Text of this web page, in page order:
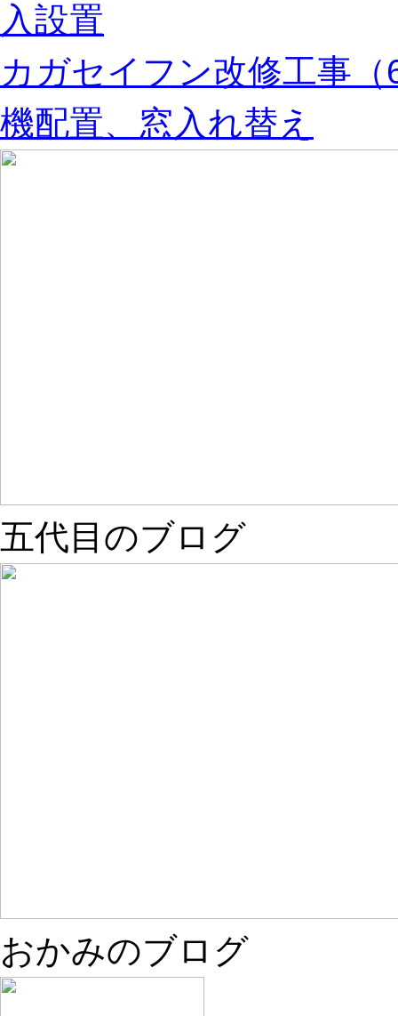
入設置
カガセイフン改修工事
機配置、窓入れ替え
五代目のブログ
おかみのブログ